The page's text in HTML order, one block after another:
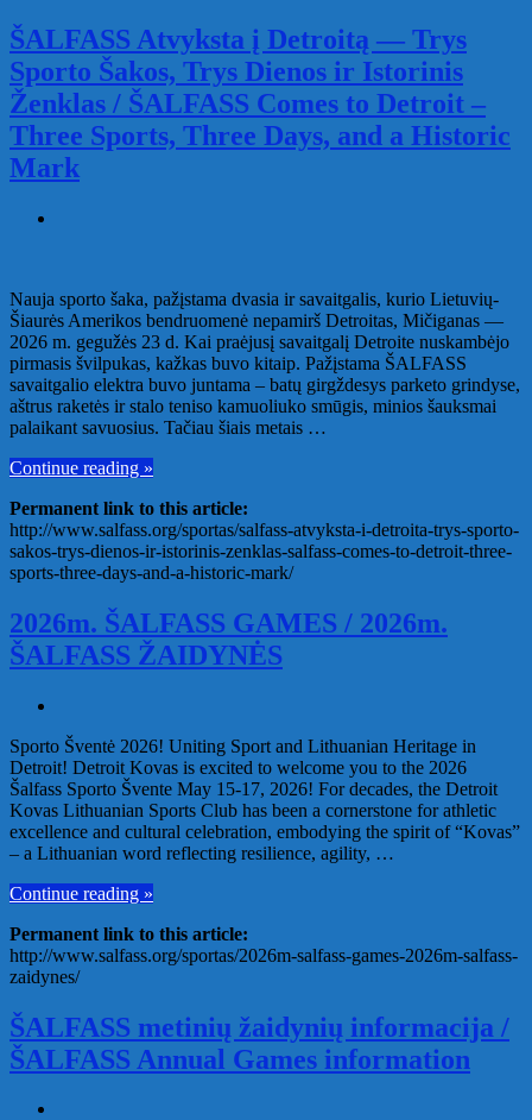
ŠALFASS Atvyksta į Detroitą — Trys
Sporto Šakos, Trys Dienos ir Istorinis
Ženklas / ŠALFASS Comes to Detroit –
Three Sports, Three Days, and a Historic
Mark
Nauja sporto šaka, pažįstama dvasia ir savaitgalis, kurio Lietuvių-
Šiaurės Amerikos bendruomenė nepamirš Detroitas, Mičiganas —
2026 m. gegužės 23 d. Kai praėjusį savaitgalį Detroite nuskambėjo
pirmasis švilpukas, kažkas buvo kitaip. Pažįstama ŠALFASS
savaitgalio elektra buvo juntama – batų girgždesys parketo grindyse,
aštrus raketės ir stalo teniso kamuoliuko smūgis, minios šauksmai
palaikant savuosius. Tačiau šiais metais …
Continue reading »
Permanent link to this article:
http://www.salfass.org/sportas/salfass-atvyksta-i-detroita-trys-sporto-
sakos-trys-dienos-ir-istorinis-zenklas-salfass-comes-to-detroit-three-
sports-three-days-and-a-historic-mark/
2026m. ŠALFASS GAMES / 2026m.
ŠALFASS ŽAIDYNĖS
Sporto Šventė 2026! Uniting Sport and Lithuanian Heritage in
Detroit! Detroit Kovas is excited to welcome you to the 2026
Šalfass Sporto Švente May 15-17, 2026! For decades, the Detroit
Kovas Lithuanian Sports Club has been a cornerstone for athletic
excellence and cultural celebration, embodying the spirit of “Kovas”
– a Lithuanian word reflecting resilience, agility, …
Continue reading »
Permanent link to this article:
http://www.salfass.org/sportas/2026m-salfass-games-2026m-salfass-
zaidynes/
ŠALFASS metinių žaidynių informacija /
ŠALFASS Annual Games information